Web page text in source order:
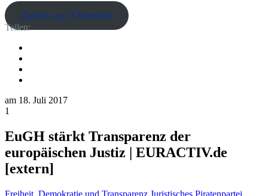
Zurück zur Übersicht
Teilen:
am 18. Juli 2017
1
EuGH stärkt Transparenz der
europäischen Justiz | EURACTIV.de
[extern]
Freiheit, Demokratie und Transparenz Juristisches Piratenpartei